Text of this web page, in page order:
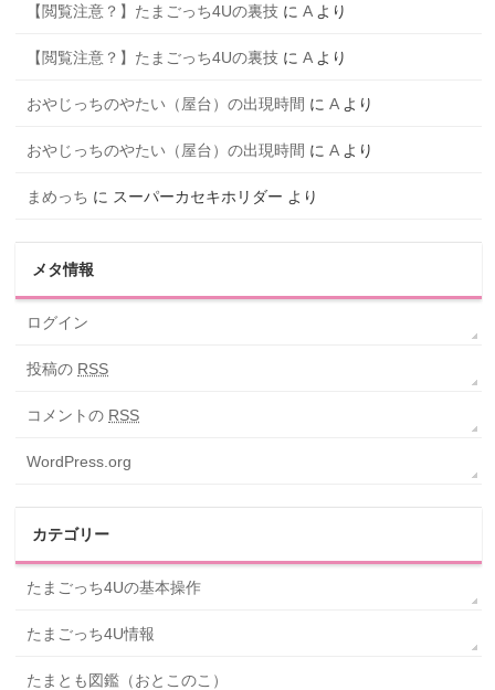
【閲覧注意？】たまごっち4Uの裏技 にAより
【閲覧注意？】たまごっち4Uの裏技 にAより
おやじっちのやたい（屋台）の出現時間 にAより
おやじっちのやたい（屋台）の出現時間 にAより
まめっち に スーパーカセキホリダー より
メタ情報
ログイン
投稿の RSS
コメントの RSS
WordPress.org
カテゴリー
たまごっち4Uの基本操作
たまごっち4U情報
たまとも図鑑（おとこのこ）